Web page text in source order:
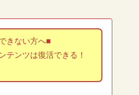
きない方へ■
テンツは復活できる！